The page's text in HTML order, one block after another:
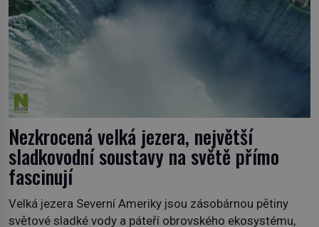
Nezkrocená velká jezera, největší
sladkovodní soustavy na světě přímo
fascinují
Velká jezera Severní Ameriky jsou zásobárnou pětiny
světové sladké vody a páteří obrovského ekosystému,